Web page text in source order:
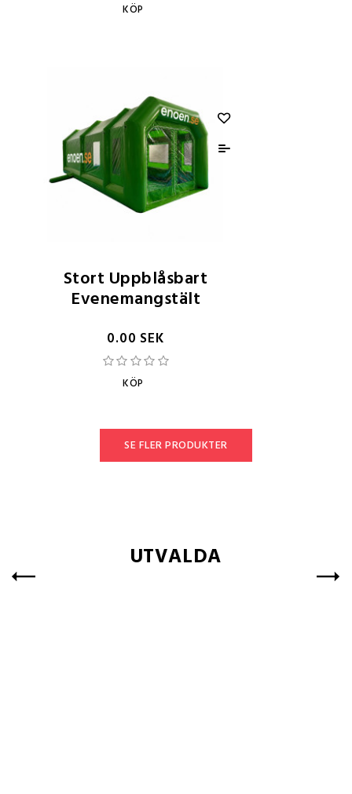
KÖP
Stort Uppblåsbart
Evenemangstält
0.00 SEK
KÖP
SE FLER PRODUKTER
UTVALDA